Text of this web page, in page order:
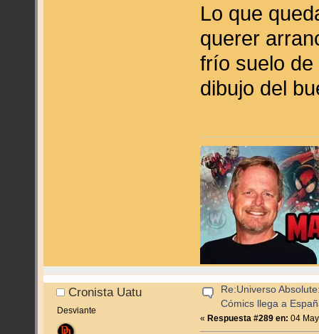
Lo que
querer
frío suelo
dibujo del
Cronista Uatu
Desviante
Re:Universo
Cómics llega a
«Respuesta #289 en: 04